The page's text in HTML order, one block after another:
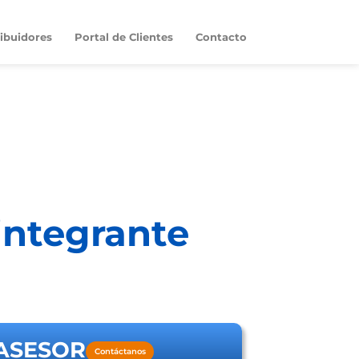
Portal de Clientes Contacto
Contáctanos